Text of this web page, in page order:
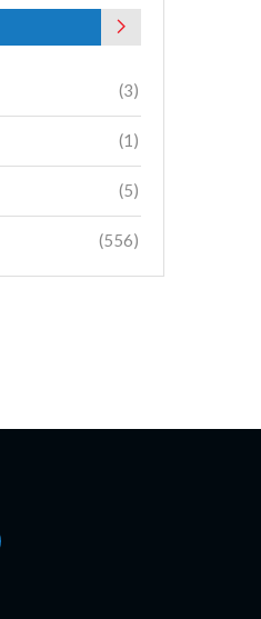
(3)
(1)
(5)
(556)